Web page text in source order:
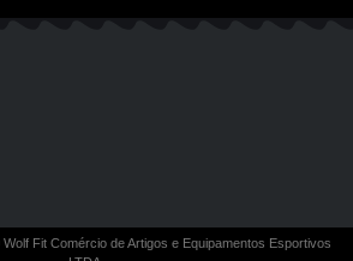
Fit Comércio de Artigos e Equipamentos Esportivos